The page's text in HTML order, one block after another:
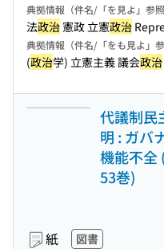
典拠情報（件名/「を見よ」参照
法政治 憲政 立憲政治
典拠情報（件名/「をも見よ」参
(政治学) 立憲主義 議会政治
代議制民
明 : ガバ
機能不全
53巻)
紙 図書